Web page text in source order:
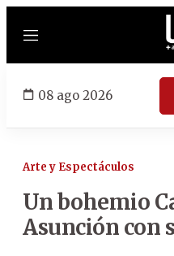
Menú
08 ago 2026
Arte y Espectáculos
Un bohemio
Asunción con